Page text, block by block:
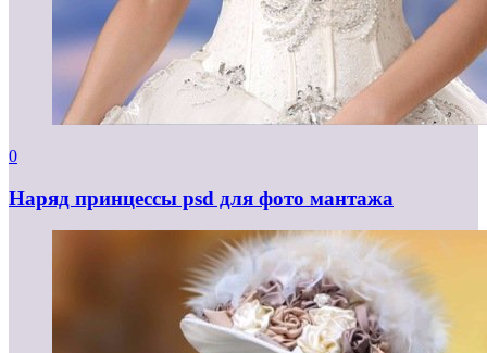
0
Наряд принцессы psd для фото мантажа